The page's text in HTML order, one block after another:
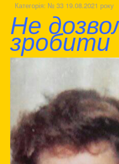
Категорія: № 33 19.08.2021 року
Не
зробити